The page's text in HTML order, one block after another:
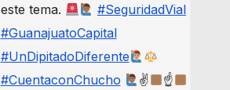
este tema.
#SeguridadVial
#GuanajuatoCapital
#UnDipitadoDiferente
#CuentaconChucho
✌
☝